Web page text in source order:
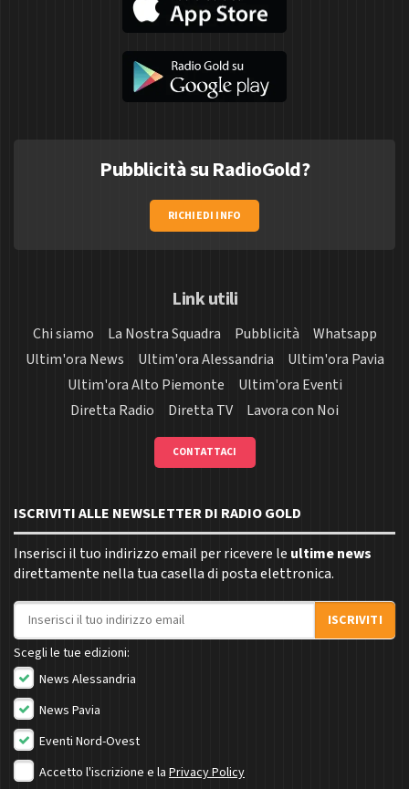
Pubblicità su RadioGold?
RICHIEDI INFO
Link utili
Chi siamo La Nostra Squadra Pubblicità
Whatsapp
Ultim'ora News
Ultim'ora Alessandria
Ultim'ora Pavia
Ultim'ora Alto Piemonte
Ultim'ora Eventi
Diretta Radio
Diretta TV Lavora con Noi
CONTATTACI
ISCRIVITI ALLE NEWSLETTER DI RADIO GOLD
Inserisci il tuo indirizzo email per ricevere le ultime news
direttamente nella tua casella di posta elettronica.
Indirizzo email
ISCRIVITI
Scegli le tue edizioni:
News Alessandria
News Pavia
Eventi Nord-Ovest
Accetto l'iscrizione e la Privacy Policy